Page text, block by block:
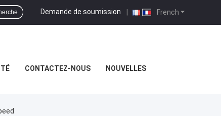
French
Demande de soumission |
CONTACTEZ-NOUS NOUVELLES